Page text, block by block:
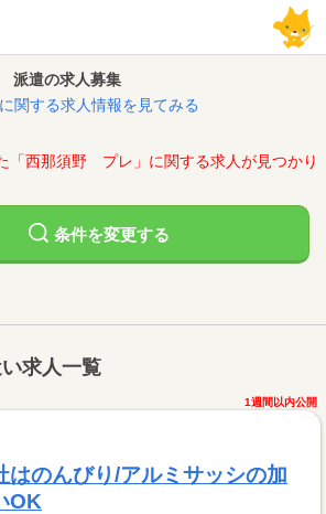
遣の求人募集
関する求人情報を見てみる
「西那須野 プレ」に関する求人が見つかり
条件を変更する
求人一覧
1週間以内公開
はのんびり/アルミサッシの加
OK